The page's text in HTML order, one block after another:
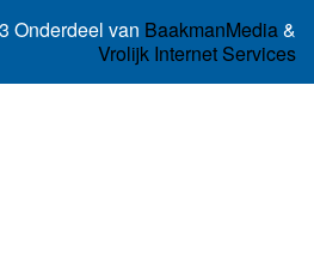
Onderdeel van BaakmanMedia&
Vrolijk Internet Services